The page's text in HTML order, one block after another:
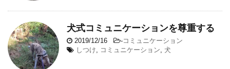
犬式コミュニケーションを尊重する
2019/12/16 -コミュニケーション
しつけ
コミュニケーション 犬